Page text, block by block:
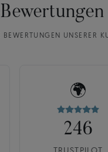
BEWERTUNGEN UNSERER
🌍
246